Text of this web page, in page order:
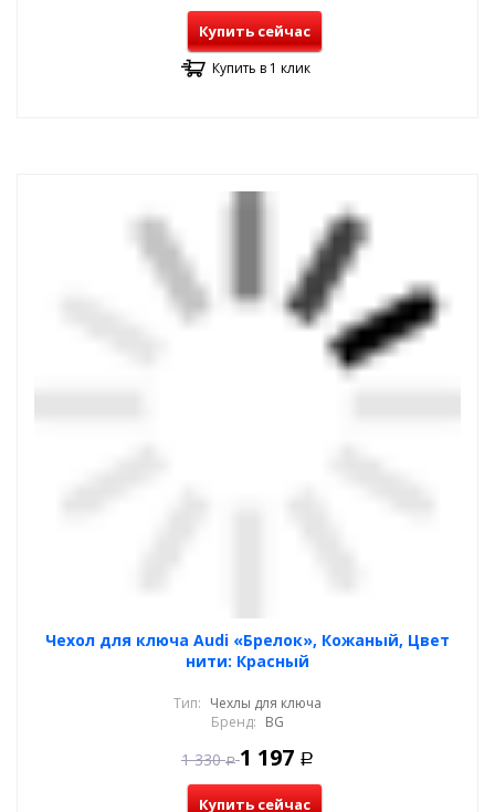
Купить сейчас
Купить в 1 клик
Чехол для ключа Audi «Брелок», Кожаный, Цвет
нити: Красный
Тип: Чехлы для ключа
Бренд: BG
1 330 Р 1 197 Р
Купить сейчас